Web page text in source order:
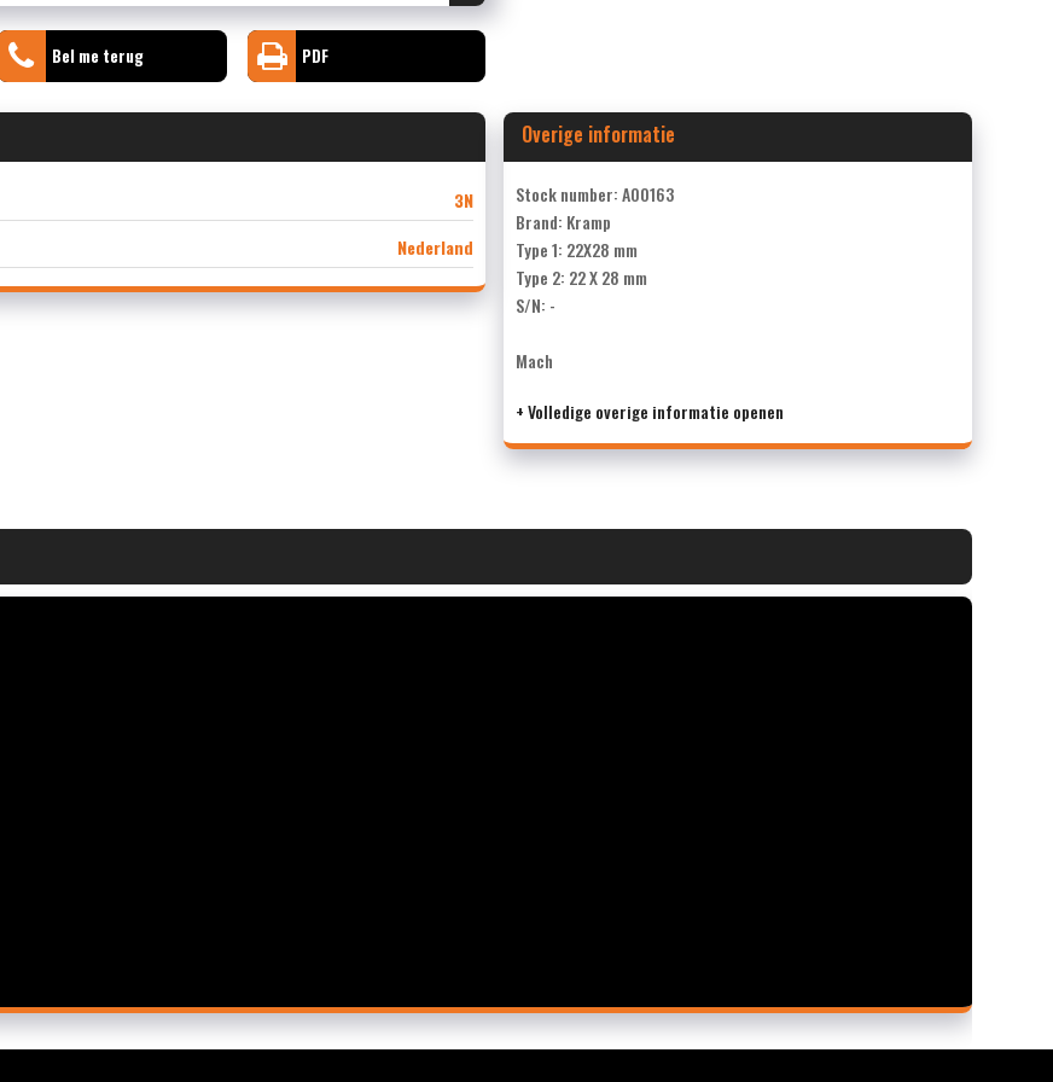
Bel me terug PDF
3N
Nederland
Overige informatie
Stock number: A00163
Brand: Kramp
Type 1: 22X28 mm
Type 2: 22 X 28 mm
S/N: -
Mach
+ Volledige overige informatie openen